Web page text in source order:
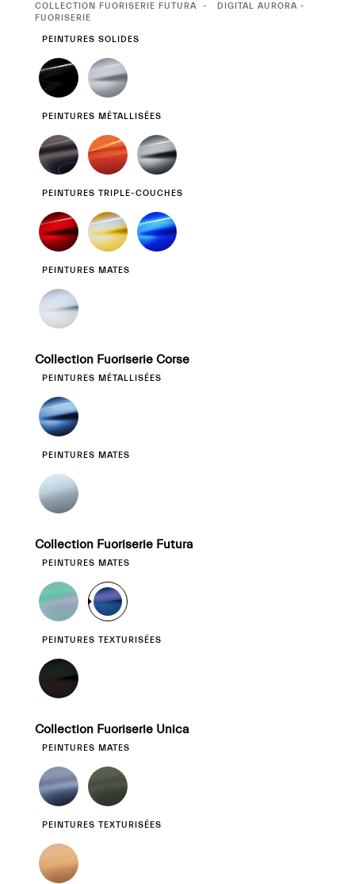
SÉLECTION
ACTUELLE
COLLECTION FUORISERIE FUTURA
DIGITAL AURORA -
FUORISERIE
PEINTURES SOLIDES
PEINTURES MÉTALLISÉES
PEINTURES TRIPLE-COUCHES
PEINTURES MATES
Collection Fuoriserie Corse
PEINTURES MÉTALLISÉES
PEINTURES MATES
Collection Fuoriserie Futura
PEINTURES MATES
PEINTURES TEXTURISÉES
Collection Fuoriserie Unica
PEINTURES MATES
PEINTURES TEXTURISÉES